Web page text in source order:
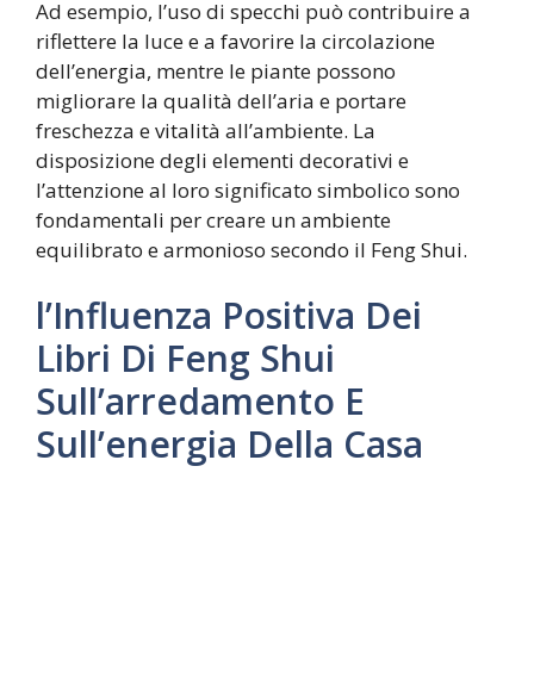
Ad esempio, l’uso di specchi può contribuire a
riflettere la luce e a favorire la circolazione
dell’energia, mentre le piante possono
migliorare la qualità dell’aria e portare
freschezza e vitalità all’ambiente. La
disposizione degli elementi decorativi e
l’attenzione al loro significato simbolico sono
fondamentali per creare un ambiente
equilibrato e armonioso secondo il Feng Shui.
l’Influenza Positiva Dei
Libri Di Feng Shui
Sull’arredamento E
Sull’energia Della Casa